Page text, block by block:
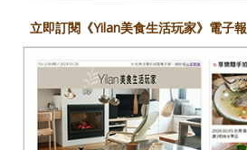
立即訂閱《Yilan美食生活玩家》電子報